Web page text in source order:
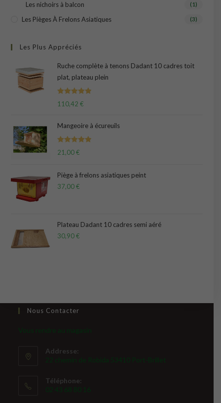
Les nichoirs à balcon (1)
Les Pièges À Frelons Asiatiques (3)
Les Plus Appréciés
Ruche complète à tenons Dadant 10 cadres toit
plat, plateau plein
Note 5.00
110,42 €
Mangeoire à écureuils
Note 5.00
21,00€
Piège à frelons asiatiques peint
37,00€
Plateau Dadant 10 cadres semi aéré
30,90€
Nous Contacter
Vous rendre au magasin
Addresse:
22 chemin de Robida 53410 Port-Brillet
Téléphone:
02 43 68 80 16